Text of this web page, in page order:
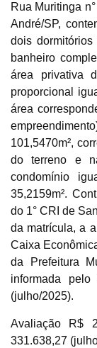
Rua Muritinga
André/SP,
dois
banheiro
área privativa
proporcional
área
101,5470m²,
do terreno e
condomínio
35,2159m².
do 1° CRI de
da matrícula, a
Caixa
da Prefeitura
informada
(julho/2025).
Avaliação R$
331.638,27
Envie sua
(Art. 895,
14/
14/
14/
Clique aqui
Habilite-se
propostas